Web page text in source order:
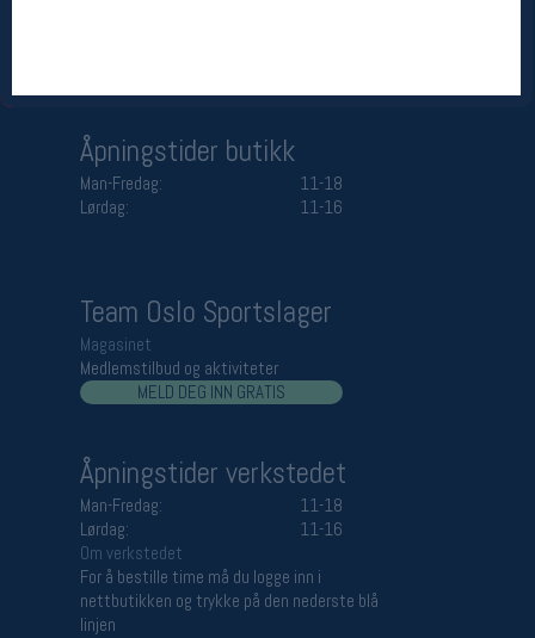
Åpningstider butikk
Man-Fredag:
11-18
Lørdag:
11-16
Team Oslo Sportslager
Magasinet
Medlemstilbud og aktiviteter
MELD DEG INN GRATIS
Åpningstider verkstedet
Man-Fredag:
11-18
Lørdag:
11-16
Om verkstedet
For å bestille time må du logge inn i
nettbutikken og trykke på den nederste blå
linjen